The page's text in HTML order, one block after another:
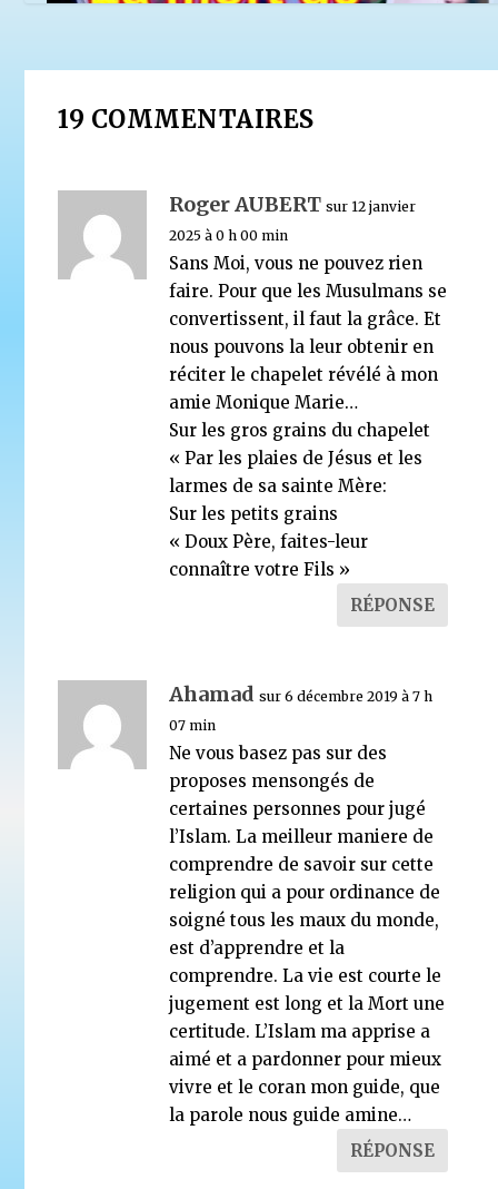
Du voile comme instrument de domination, et de la
Mahsa Amini
19 COMMENTAIRES
Roger AUBERT sur 12 janvier
2025 à 0 h 00 min
Sans Moi, vous ne pouvez rien
faire. Pour que les Musulmans se
convertissent, il faut la grâce. Et
nous pouvons la leur obtenir en
réciter le chapelet révélé à mon
amie Monique Marie…
Sur les gros grains du chapelet
« Par les plaies de Jésus et les
larmes de sa sainte Mère:
Sur les petits grains
« Doux Père, faites-leur
connaître votre Fils »
RÉPONSE
Ahamad sur 6 décembre 2019 à 7 h
07 min
Ne vous basez pas sur des
proposes mensongés de
certaines personnes pour jugé
l’Islam. La meilleur maniere de
comprendre de savoir sur cette
religion qui a pour ordinance de
soigné tous les maux du monde,
est d’apprendre et la
comprendre. La vie est courte le
jugement est long et la Mort une
certitude. L’Islam ma apprise a
aimé et a pardonner pour mieux
vivre et le coran mon guide, que
la parole nous guide amine…
RÉPONSE